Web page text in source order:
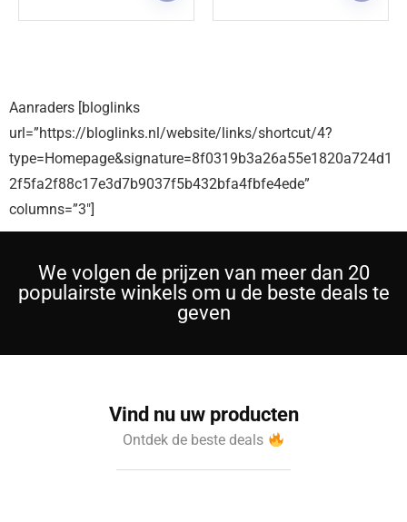
Aanraders [bloglinks
url=”https://bloglinks.nl/website/links/shortcut/4?
type=Homepage&signature=8f0319b3a26a55e1820a724d1
2f5fa2f88c17e3d7b9037f5b432bfa4fbfe4ede”
columns=”3″]
We volgen de prijzen van meer dan 20
populairste winkels om u de beste deals te
geven
Vind nu uw producten
Ontdek de beste deals